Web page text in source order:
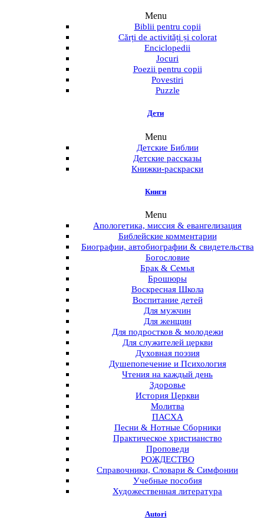
Menu
Biblii pentru copii
Cărți de activități și colorat
Enciclopedii
Jocuri
Poezii pentru copii
Povestiri
Puzzle
Дети
Menu
Детские Библии
Детские рассказы
Книжки-раскраски
Книги
Menu
Апологетика, миссия & евангелизация
Библейские комментарии
Биографии, автобиографии & свидетельства
Богословие
Брак & Семья
Брошюры
Воскресная Школа
Воспитание детей
Для мужчин
Для женщин
Для подростков & молодежи
Для служителей церкви
Духовная поэзия
Душепопечение и Психология
Чтения на каждый день
Здоровье
История Церкви
Молитва
ПАСХА
Песни & Нотные Сборники
Практическое христианство
Проповеди
РОЖДЕСТВО
Справочники, Словари & Симфонии
Учебные пособия
Художественная литература
Autori